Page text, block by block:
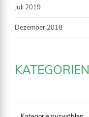
Juli 2019
Dezember 2018
KATEGORIEN